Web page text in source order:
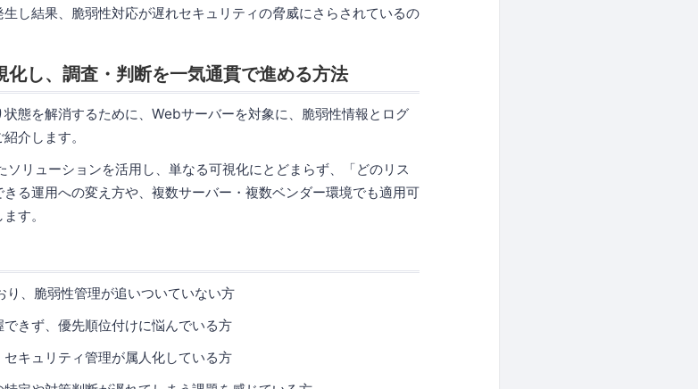
し結果、脆弱性対応が遅れセキュリティの脅威にさらされているの
化し、調査・判断を一気通貫で進める方法
態を解消するために、Webサーバーを対象に、脆弱性情報とログ
介します。
リューションを活用し、単なる可視化にとどまらず、「どのリス
る運用への変え方や、複数サーバー・複数ベンダー環境でも適用可
す。
り、脆弱性管理が追いついていない方
きず、優先順位付けに悩んでいる方
キュリティ管理が属人化している方